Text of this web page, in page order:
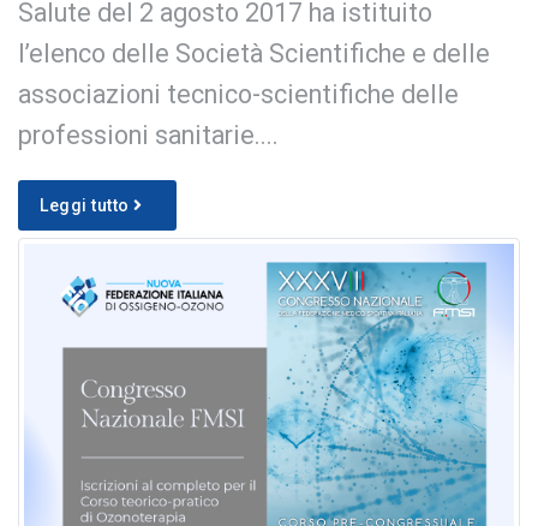
Salute del 2 agosto 2017 ha istituito
l’elenco delle Società Scientifiche e delle
associazioni tecnico-scientifiche delle
professioni sanitarie....
Leggi tutto